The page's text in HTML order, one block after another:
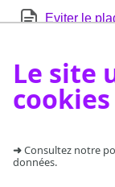
Le site
cookies
➜Consultez notre
données.
Eviter le
CÔTÉ
Poser une